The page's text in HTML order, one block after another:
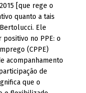
[que rege o
quanto a tais
Ele
no PPE: o
(CPPE)
acompanhamento
de
que o